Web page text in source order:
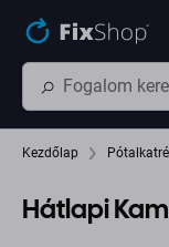
Kezdőlap
Hátlapi